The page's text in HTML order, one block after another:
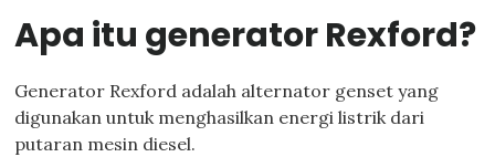
Apa itu generator Rexford?
Generator Rexford adalah alternator genset yang
digunakan untuk menghasilkan energi listrik dari
putaran mesin diesel.